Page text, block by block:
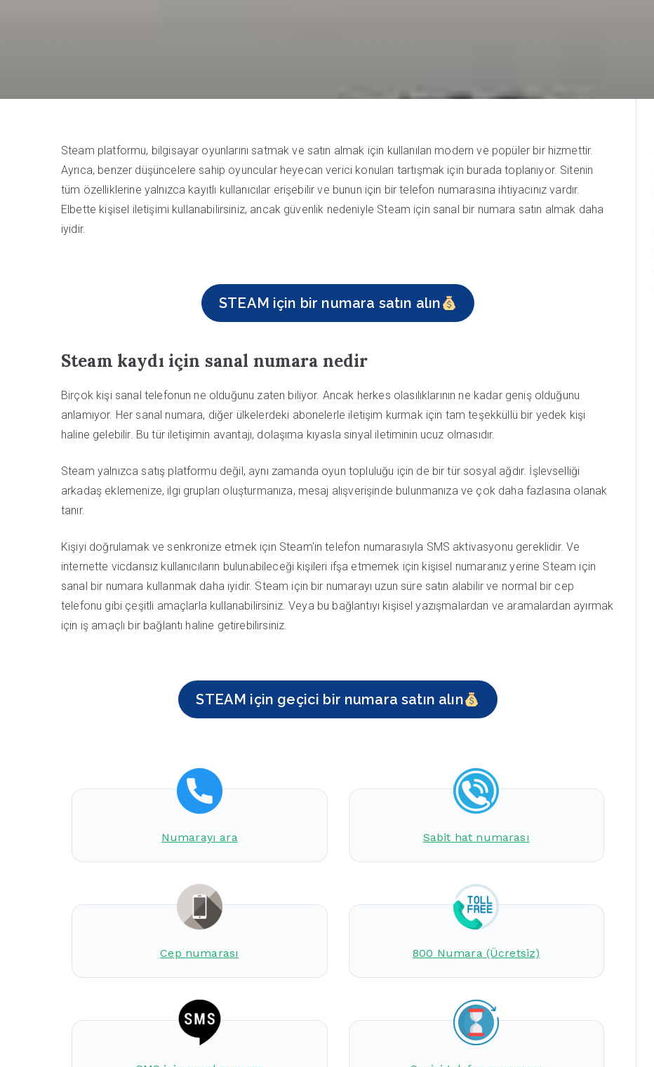
Steam platformu, bilgisayar oyunlarını satmak ve satın almak için kullanılan modern ve popüler bir hizmettir.
Ayrıca, benzer düşüncelere sahip oyuncular heyecan verici konuları tartışmak için burada toplanıyor. Sitenin
tüm özelliklerine yalnızca kayıtlı kullanıcılar erişebilir ve bunun için bir telefon numarasına ihtiyacınız vardır.
Elbette kişisel iletişimi kullanabilirsiniz, ancak güvenlik nedeniyle Steam için sanal bir numara satın almak daha
iyidir.
STEAM için bir numara satın alın
Steam kaydı için sanal numara nedir
Birçok kişi sanal telefonun ne olduğunu zaten biliyor. Ancak herkes olasılıklarının ne kadar geniş olduğunu
anlamıyor. Her sanal numara, diğer ülkelerdeki abonelerle iletişim kurmak için tam teşekküllü bir yedek kişi
haline gelebilir. Bu tür iletişimin avantajı, dolaşıma kıyasla sinyal iletiminin ucuz olmasıdır.
Steam yalnızca satış platformu değil, aynı zamanda oyun topluluğu için de bir tür sosyal ağdır. İşlevselliği
arkadaş eklemenize, ilgi grupları oluşturmanıza, mesaj alışverişinde bulunmanıza ve çok daha fazlasına olanak
tanır.
Kişiyi doğrulamak ve senkronize etmek için Steam'in telefon numarasıyla SMS aktivasyonu gereklidir. Ve
internette vicdansız kullanıcıların bulunabileceği kişileri ifşa etmemek için kişisel numaranız yerine Steam için
sanal bir numara kullanmak daha iyidir. Steam için bir numarayı uzun süre satın alabilir ve normal bir cep
telefonu gibi çeşitli amaçlarla kullanabilirsiniz. Veya bu bağlantıyı kişisel yazışmalardan ve aramalardan ayırmak
için iş amaçlı bir bağlantı haline getirebilirsiniz.
STEAM için geçici bir numara satın alın
Numarayı ara Sabit hat numarası
Cep numarası 800 Numara (Ücretsiz)